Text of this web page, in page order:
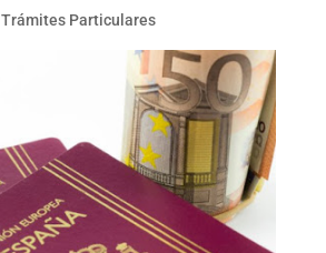
Trámites Particulares